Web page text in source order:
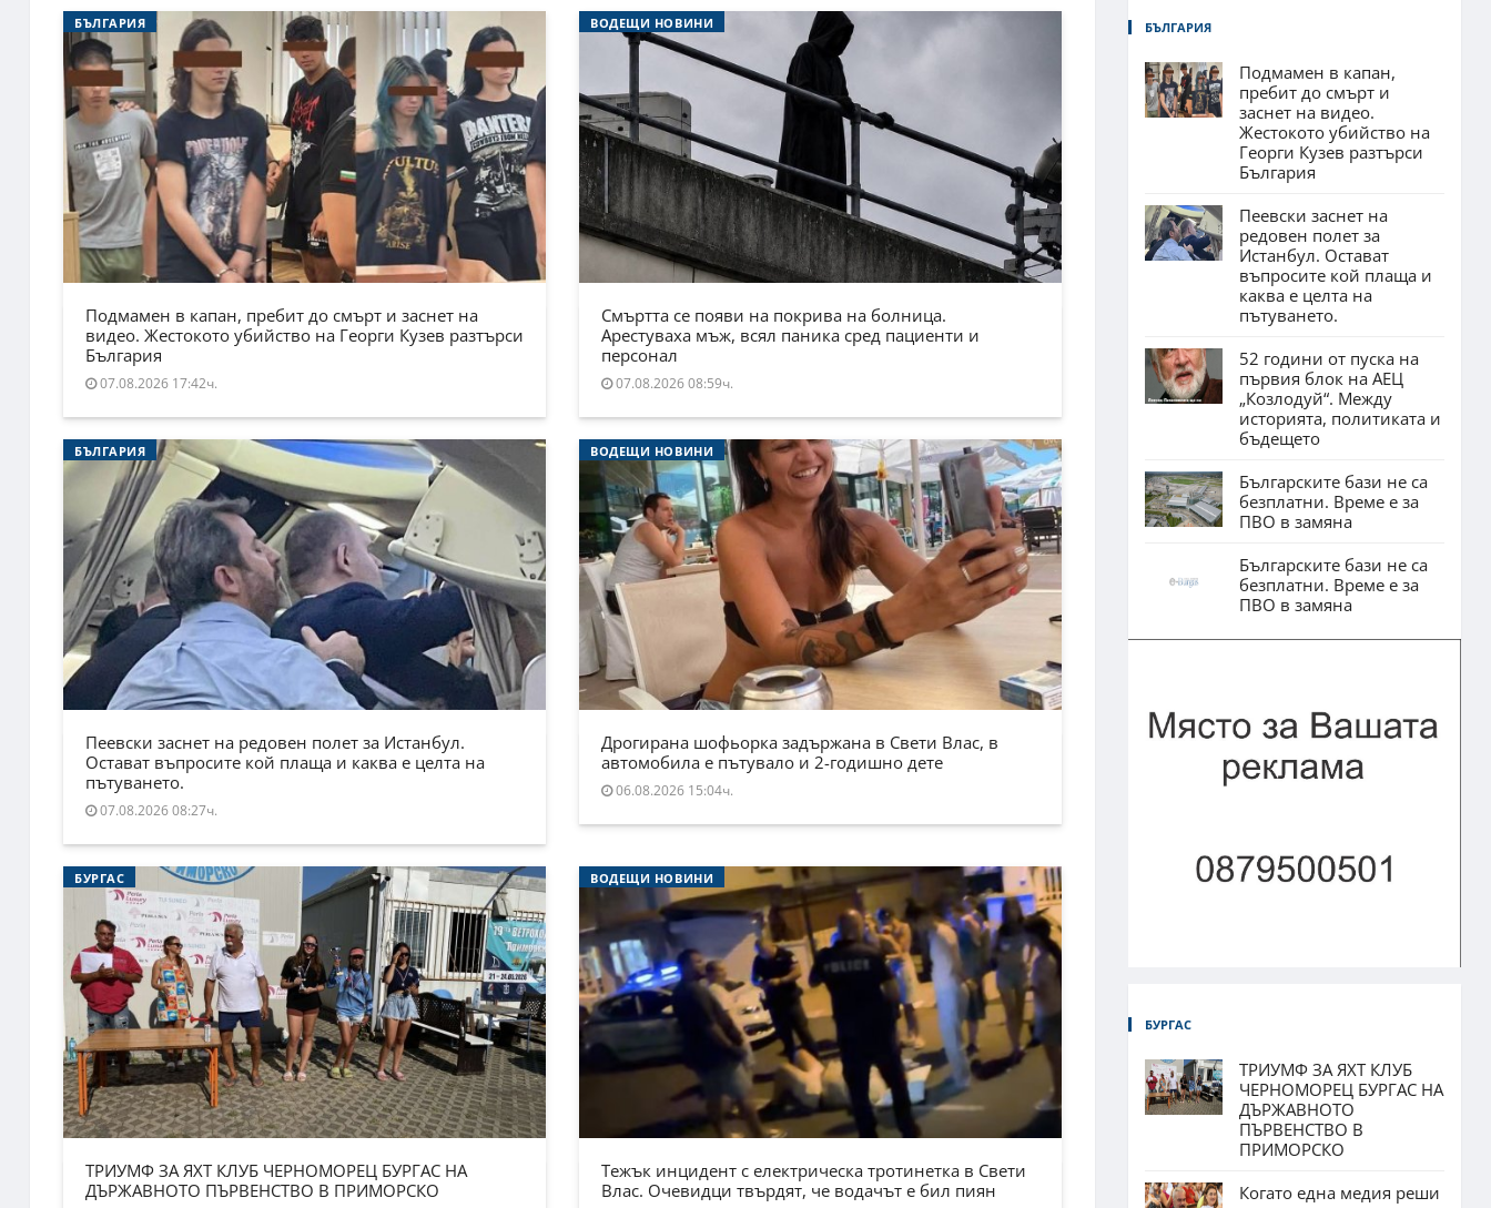
БЪЛГАРИЯ
Подмамен в капан, пребит до смърт и заснет на
видео. Жестокото убийство на Георги Кузев разтърси
България
07.08.2026 17:42ч.
ВОДЕЩИ НОВИНИ
Смъртта се появи на покрива на болница.
Арестуваха мъж, всял паника сред пациенти и
персонал
07.08.2026 08:59ч.
БЪЛГАРИЯ
Пеевски заснет на редовен полет за Истанбул.
Остават въпросите кой плаща и каква е целта на
пътуването.
07.08.2026 08:27ч.
ВОДЕЩИ НОВИНИ
Дрогирана шофьорка задържана в Свети Влас, в
автомобила е пътувало и 2-годишно дете
06.08.2026 15:04ч.
БУРГАС
ТРИУМФ ЗА ЯХТ КЛУБ ЧЕРНОМОРЕЦ БУРГАС НА
ДЪРЖАВНОТО ПЪРВЕНСТВО В ПРИМОРСКО
ВОДЕЩИ НОВИНИ
Тежък инцидент с електрическа тротинетка в Свети
Влас. Очевидци твърдят, че водачът е бил пиян
БЪЛГАРИЯ
Подмамен в капан,
пребит до смърт и
заснет на видео.
Жестокото убийство на
Георги Кузев разтърси
България
Пеевски заснет на
редовен полет за
Истанбул. Остават
въпросите кой плаща и
каква е целта на
пътуването.
52 години от пуска на
първия блок на АЕЦ
„Козлодуй“. Между
историята, политиката и
бъдещето
Българските бази не са
безплатни. Време е за
ПВО в замяна
Българските бази не са
безплатни. Време е за
ПВО в замяна
БУРГАС
ТРИУМФ ЗА ЯХТ КЛУБ
ЧЕРНОМОРЕЦ БУРГАС НА
ДЪРЖАВНОТО
ПЪРВЕНСТВО В
ПРИМОРСКО
Когато една медия реши